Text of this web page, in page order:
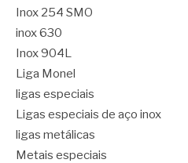
Inox 254 SMO
inox 630
Inox 904L
Liga Monel
ligas especiais
Ligas especiais de aço inox
ligas metálicas
Metais especiais